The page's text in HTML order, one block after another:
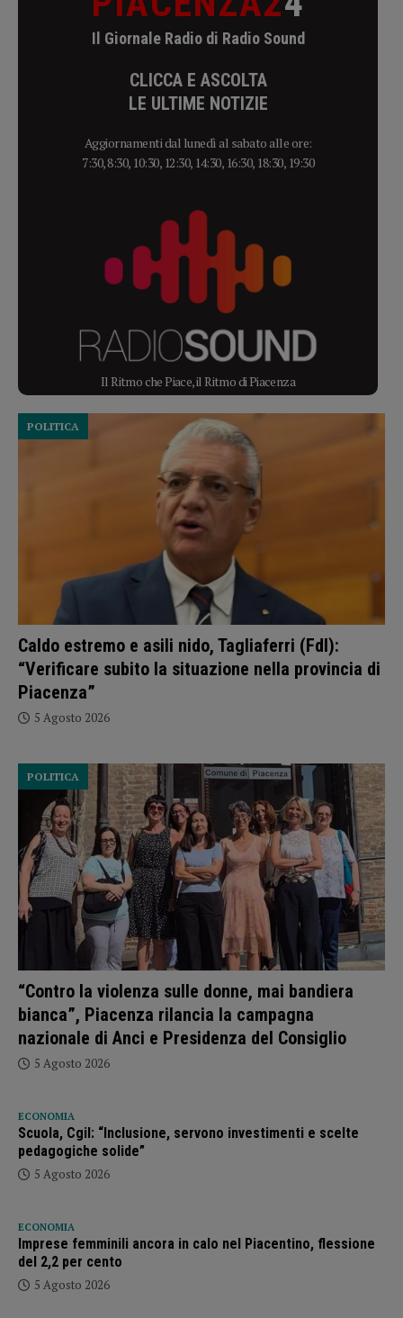
Il Giornale Radio di Radio Sound
CLICCA E ASCOLTA
LE ULTIME NOTIZIE
Aggiornamenti dal lunedì al sabato alle ore:
7:30, 8:30, 10:30, 12:30, 14:30, 16:30, 18:30, 19:30
Il Ritmo che Piace, il Ritmo di Piacenza
Caldo estremo e asili nido, Tagliaferri (FdI):
“Verificare subito la situazione nella provincia di
Piacenza”
POLITICA
5 Agosto 2026
“Contro la violenza sulle donne, mai bandiera
bianca”, Piacenza rilancia la campagna
nazionale di Anci e Presidenza del Consiglio
POLITICA
5 Agosto 2026
ECONOMIA
Scuola, Cgil: “Inclusione, servono investimenti e scelte
pedagogiche solide”
5 Agosto 2026
ECONOMIA
Imprese femminili ancora in calo nel Piacentino, flessione
del 2,2 per cento
5 Agosto 2026